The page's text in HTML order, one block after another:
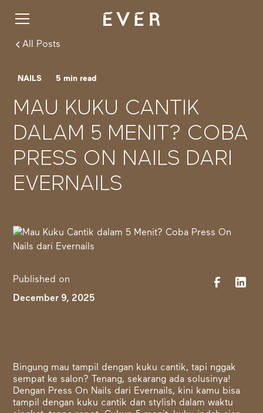
All Posts
NAILS 5 min read
MAU KUKU CANTIK
DALAM 5 MENIT? COBA
PRESS ON NAILS DARI
EVERNAILS
Published on
December 9, 2025
Bingung mau tampil dengan kuku cantik, tapi nggak
sempat ke salon? Tenang, sekarang ada solusinya!
Dengan Press On Nails dari Evernails, kini kamu bisa
tampil dengan kuku cantik dan stylish dalam waktu